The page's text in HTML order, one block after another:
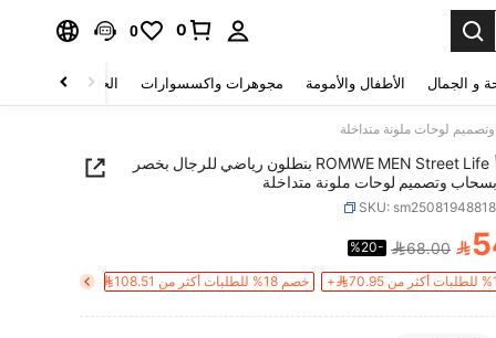
0
0
و الجمال الأطفال والأمومة مجوهرات واكسسوارات الحقائب والأمتعة
ROMWE MEN Street Life بنطلون رياضي للرجال بخصر
وتصميم لوحات ملونة متداخلة
SKU:
PRICE AND 
68.00
%20-
خصم 18% للطلبات أكثر من 108.51+